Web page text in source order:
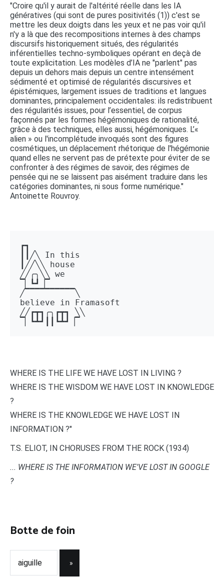
"Croire qu'il y aurait de l'altérité réelle dans les IA
génératives (qui sont de pures positivités (1)) c'est se
mettre les deux doigts dans les yeux et ne pas voir qu'il
n'y a là que des recompositions internes à des champs
discursifs historiquement situés, des régularités
inférentielles techno-symboliques opérant en deçà de
toute explicitation. Les modèles d’IA ne "parlent" pas
depuis un dehors mais depuis un centre intensément
sédimenté et optimisé de régularités discursives et
épistémiques, largement issues de traditions et langues
dominantes, principalement occidentales: ils redistribuent
des régularités issues, pour l’essentiel, de corpus
façonnés par les formes hégémoniques de rationalité,
grâce à des techniques, elles aussi, hégémoniques. L’«
alien » ou l'incomplétude invoqués sont des figures
cosmétiques, un déplacement rhétorique de l'hégémonie
quand elles ne servent pas de prétexte pour éviter de se
confronter à des régimes de savoir, des régimes de
pensée qui ne se laissent pas aisément traduire dans les
catégories dominantes, ni sous forme numérique."
Antoinette Rouvroy.
┏┓
┃┃╱╲ In this
┃╱╱╲╲ house
╱╱╭╮╲╲ we
▔▏┗┛▕▔
╱▔▔▔▔▔▔▔▔▔▔╲
believe in Framasoft
╱╱┏┳┓╭╮┏┳┓ ╲╲
▔▏┗┻┛┃┃┗┻┛▕▔
WHERE IS THE LIFE WE HAVE LOST IN LIVING ?
WHERE IS THE WISDOM WE HAVE LOST IN KNOWLEDGE
?
WHERE IS THE KNOWLEDGE WE HAVE LOST IN
INFORMATION ?"
T.S. ELIOT, IN CHORUSES FROM THE ROCK (1934)
... WHERE IS THE INFORMATION WE'VE LOST IN GOOGLE
?
Botte de foin